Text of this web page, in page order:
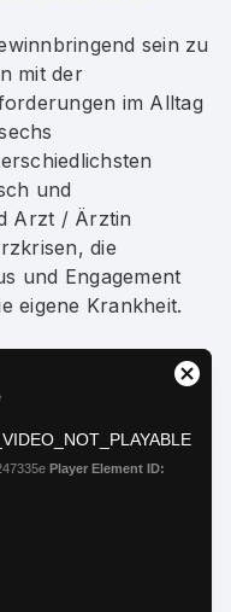
sein zu
mit der
im Alltag
und
Arzt / Ärztin
die
und Engagement
eigene Krankheit.
Player Element ID:
Close